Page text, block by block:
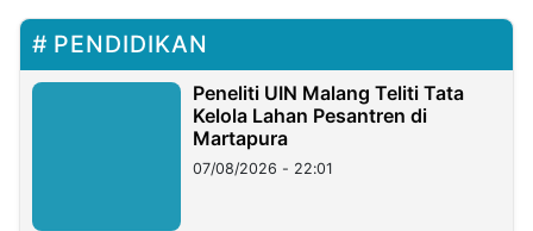
PENDIDIKAN
Peneliti UIN Malang Teliti Tata
Kelola Lahan Pesantren di
Martapura
07/08/2026 - 22:01